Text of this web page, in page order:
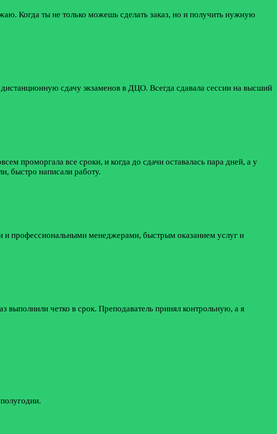
Когда ты не только можешь сделать заказ, но и получить нужную
сдачу экзаменов в ДЦО. Всегда сдавала сессии на высший
проморгала все сроки, и когда до сдачи оставалась пара дней, а у
быстро написали работу.
профессиональными менеджерами, быстрым оказанием услуг и
выполнили четко в срок. Преподаватель принял контрольную, а я